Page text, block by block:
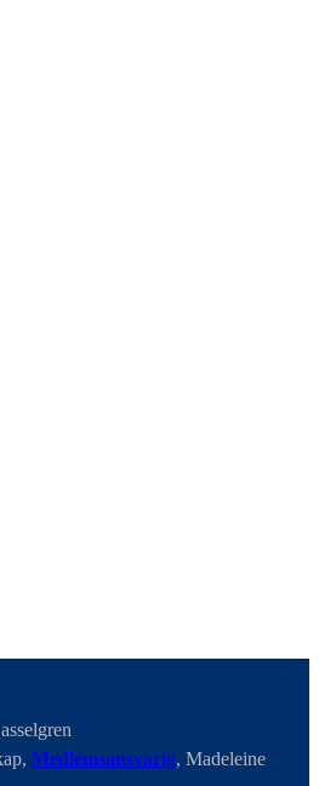
Medlemsansvarig, Madeleine